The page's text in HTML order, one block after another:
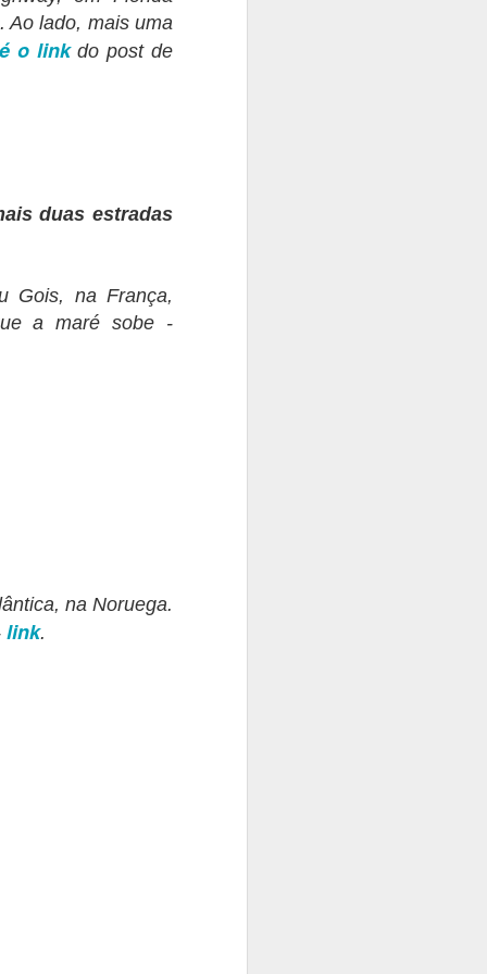
Ao lado, mais uma
o linkdo post de
duas estradas
Gois, na França,
a maré sobe -
na Noruega.
link.